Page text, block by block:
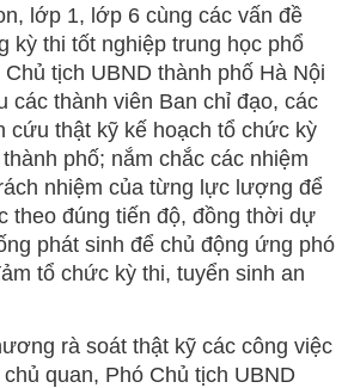
lớp 1, lớp 6 cùng các vấn đề
kỳ thi tốt nghiệp trung học phổ
tịch UBND thành phố Hà Nội
các thành viên Ban chỉ đạo, các
cứu thật kỹ kế hoạch tổ chức kỳ
phố; nắm chắc các nhiệm
nhiệm của từng lực lượng để
theo đúng tiến độ, đồng thời dự
phát sinh để chủ động ứng phó
tổ chức kỳ thi, tuyển sinh an
rà soát thật kỹ các công việc
quan, Phó Chủ tịch UBND